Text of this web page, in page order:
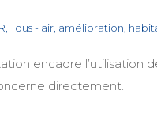
,Tous- air amélioration
encadre
directement.